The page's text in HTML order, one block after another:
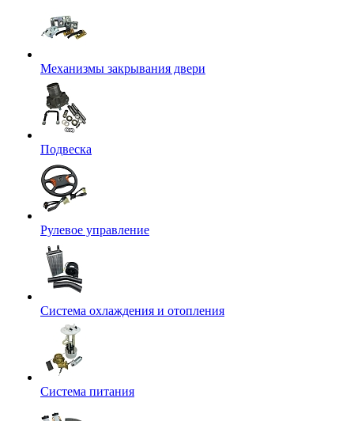
Механизмы закрывания двери
Подвеска
Рулевое управление
Система охлаждения и отопления
Система питания